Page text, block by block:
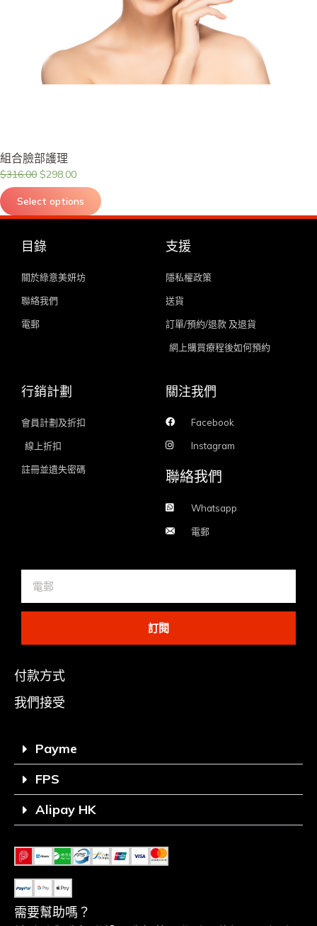
組合臉部護理
$316.00 $298.00
Select options
目錄
關於綠意美妍坊
聯絡我們
電郵
支援
隱私權政策
送貨
訂單/預約/退款 及退貨
網上購買療程後如何預約
行銷計劃
會員計劃及折扣
線上折扣
註冊並遺失密碼
關注我們
Facebook
Instagram
聯絡我們
Whatsapp
電郵
訂閱
付款方式
我們接受
Payme
FPS
Alipay HK
需要幫助嗎？